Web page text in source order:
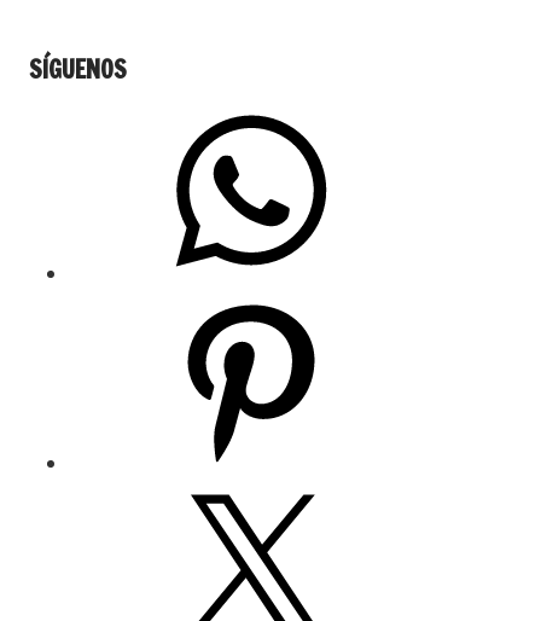
SÍGUENOS